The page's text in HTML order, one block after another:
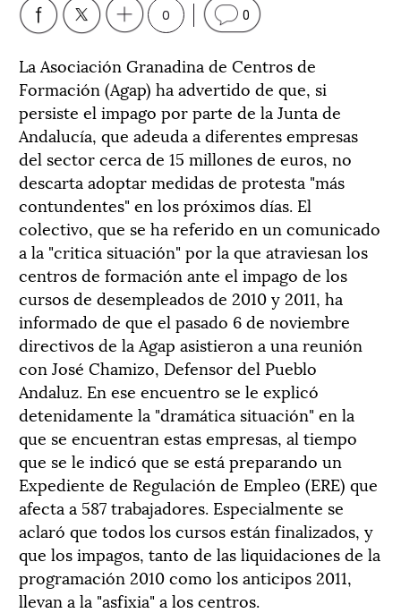
0 0
La Asociación Granadina de Centros de
Formación (Agap) ha advertido de que, si
persiste el impago por parte de la Junta de
Andalucía, que adeuda a diferentes empresas
del sector cerca de 15 millones de euros, no
descarta adoptar medidas de protesta "más
contundentes" en los próximos días. El
colectivo, que se ha referido en un comunicado
a la "critica situación" por la que atraviesan los
centros de formación ante el impago de los
cursos de desempleados de 2010 y 2011, ha
informado de que el pasado 6 de noviembre
directivos de la Agap asistieron a una reunión
con José Chamizo, Defensor del Pueblo
Andaluz. En ese encuentro se le explicó
detenidamente la "dramática situación" en la
que se encuentran estas empresas, al tiempo
que se le indicó que se está preparando un
Expediente de Regulación de Empleo (ERE) que
afecta a 587 trabajadores. Especialmente se
aclaró que todos los cursos están finalizados, y
que los impagos, tanto de las liquidaciones de la
programación 2010 como los anticipos 2011,
llevan a la "asfixia" a los centros.